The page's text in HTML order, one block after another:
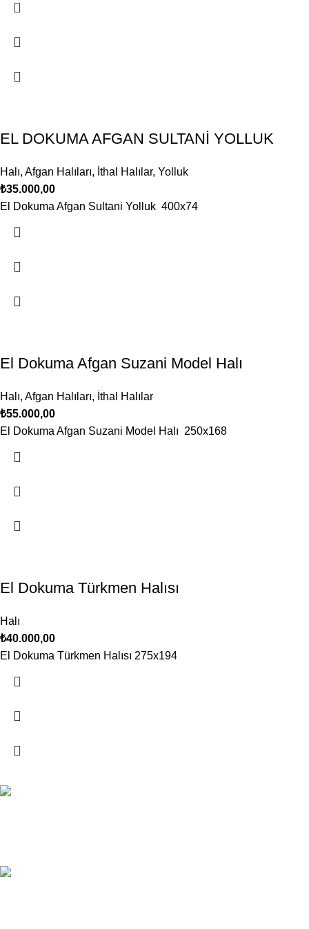
EL DOKUMA AFGAN SULTANİ YOLLUK
Halı, Afgan Halıları, İthal Halılar, Yolluk
₺35.000,00
El Dokuma Afgan Sultani Yolluk 400x74
El Dokuma Afgan Suzani Model Halı
Halı, Afgan Halıları, İthal Halılar
₺55.000,00
El Dokuma Afgan Suzani Model Halı 250x168
El Dokuma Türkmen Halısı
Halı
₺40.000,00
El Dokuma Türkmen Halısı 275x194